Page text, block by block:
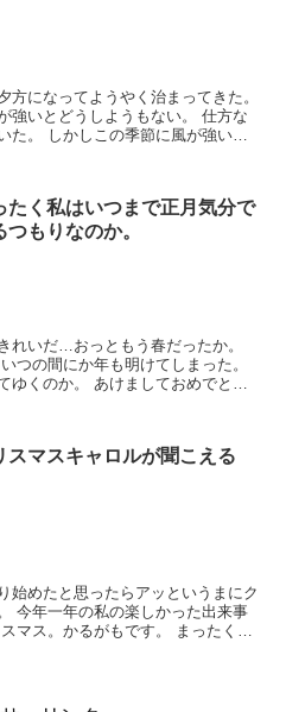
方になってようやく治まってきた。
強いとどうしようもない。 仕方な
た。 しかしこの季節に風が強いの
たく私はいつまで正月気分で
つもりなのか。
れいだ…おっともう春だったか。
つの間にか年も明けてしまった。
ましておめでとう
スマスキャロルが聞こえる
始めたと思ったらアッというまにク
今年一年の私の楽しかった出来事